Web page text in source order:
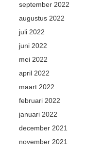
september 2022
augustus 2022
juli 2022
juni 2022
mei 2022
april 2022
maart 2022
februari 2022
januari 2022
december 2021
november 2021